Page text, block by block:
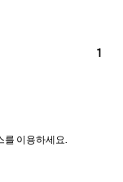
1
를 이용하세요.